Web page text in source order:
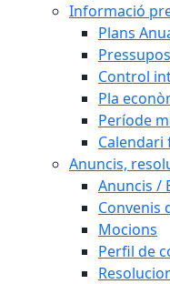
Informació
Plans
Control
Pla
Període
Calendari
Anuncis,
Anuncis /
Convenis
Mocions
Perfil de